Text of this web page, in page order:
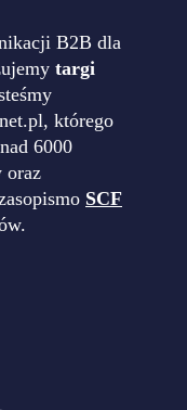
B2B dla
targi
którego
6000
oraz
SCF